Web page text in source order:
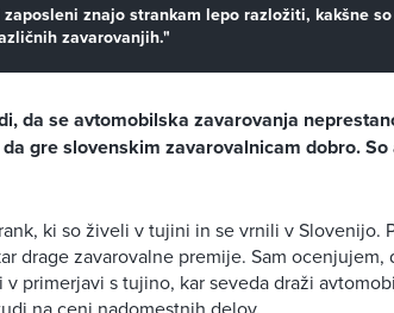
zaposleni znajo strankam lepo razložiti, kakšne
zavarovanjih."
da se avtomobilska zavarovanja
gre slovenskim zavarovalnicam dobro.
ki so živeli v tujini in se vrnili v Slovenijo.
drage zavarovalne premije. Sam
primerjavi s tujino, kar seveda draži